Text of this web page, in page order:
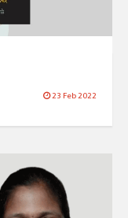
23 Feb 2022